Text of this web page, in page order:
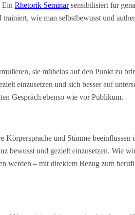
Ein Rhetorik Seminarsensibilisiert für
wie man selbstbewusst und
sie mühelos auf den Punkt zu
einzusetzen und sich besser auf
Gespräch ebenso wie vor Publikum.
und Stimme
bewusst und gezielt einzusetzen. Wie
werden – mit direktem Bezug zum